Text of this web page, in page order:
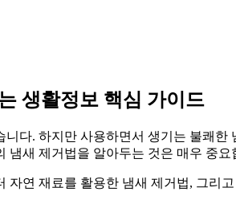
생활정보 핵심 가이드
다. 하지만 사용하면서 생기는 불쾌
새 제거법을 알아두는 것은 매우 중
연 재료를 활용한 냄새 제거법, 그리